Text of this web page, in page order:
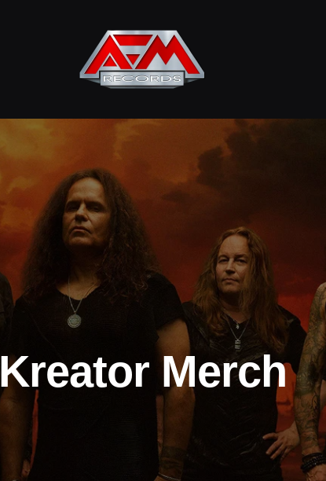
Records
Kreator Merch